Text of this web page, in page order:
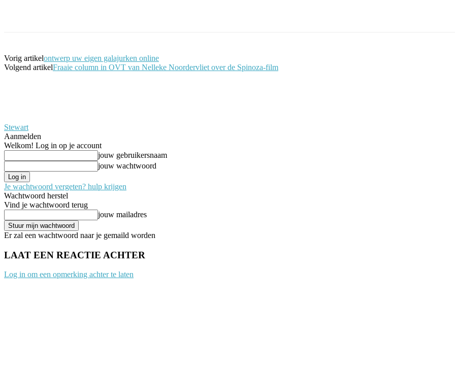
Vorig artikelontwerp uw eigen galajurken online
Volgend artikelFraaie column in OVT van Nelleke Noordervliet over de Spinoza-film
Stewart
Aanmelden
Welkom! Log in op je account
jouw gebruikersnaam
jouw wachtwoord
Je wachtwoord vergeten? hulp krijgen
Wachtwoord herstel
Vind je wachtwoord terug
jouw mailadres
Er zal een wachtwoord naar je gemaild worden
LAAT EEN REACTIE ACHTER
Log in om een opmerking achter te laten